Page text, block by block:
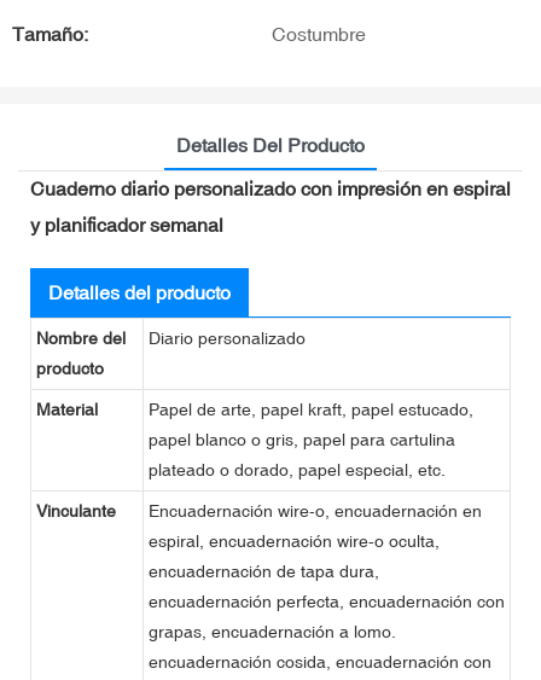
Tamaño: Costumbre
Detalles Del Producto
Cuaderno diario personalizado con impresión en espiral
y planificador semanal
Detalles del producto
Nombre del
producto
Diario personalizado
Material
Papel de arte, papel kraft, papel estucado,
papel blanco o gris, papel para cartulina
plateado o dorado, papel especial, etc.
Vinculante
Encuadernación wire-o, encuadernación en
espiral, encuadernación wire-o oculta,
encuadernación de tapa dura,
encuadernación perfecta, encuadernación con
grapas, encuadernación a lomo.
encuadernación cosida, encuadernación con